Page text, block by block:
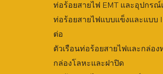
ท่อร้อยสายไฟ EMT และอุปกรณ์
ท่อร้อยสายไฟแบบแข็งและแบบ
ต่อ
ตัวเรือนท่อร้อยสายไฟและกล่อง
กล่องโลหะและฝาปิด